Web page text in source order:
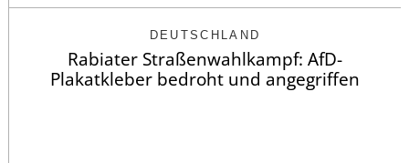
DEUTSCHLAND
Rabiater Straßenwahlkampf: AfD-
Plakatkleber bedroht und angegriffen